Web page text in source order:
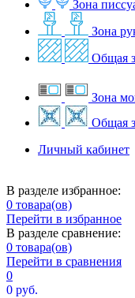
Зона
Зона
Общая
Зона
Общая
Личный кабинет
В разделе избранное:
0 товара(ов)
Перейти в избранное
В разделе сравнение:
0 товара(ов)
Перейти в сравнения
0
0 руб.